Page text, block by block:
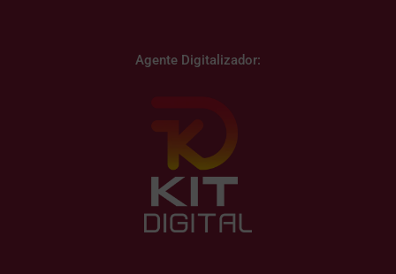
Agente Digitalizador: